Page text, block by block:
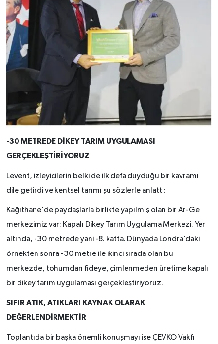
-30 METREDE DİKEY TARIM UYGULAMASI
GERÇEKLEŞTİRİYORUZ
Levent, izleyicilerin belki de ilk defa duyduğu bir kavramı
dile getirdi ve kentsel tarımı şu sözlerle anlattı:
Kağıthane'de paydaşlarla birlikte yapılmış olan bir Ar-Ge
merkezimiz var: Kapalı Dikey Tarım Uygulama Merkezi. Yer
altında, -30 metrede yani -8. katta. Dünyada Londra’daki
örnekten sonra -30 metre ile ikinci sırada olan bu
merkezde, tohumdan fideye, çimlenmeden üretime kapalı
bir dikey tarım uygulaması gerçekleştiriyoruz.
SIFIR ATIK, ATIKLARI KAYNAK OLARAK
DEĞERLENDİRMEKTİR
Toplantıda bir başka önemli konuşmayı ise ÇEVKO Vakfı